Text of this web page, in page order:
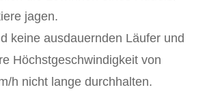
jagen.
keine ausdauernden Läufer und
Höchstgeschwindigkeit von
h nicht lange durchhalten.